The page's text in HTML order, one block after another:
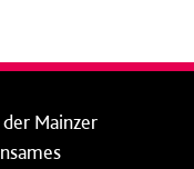
der Mainzer